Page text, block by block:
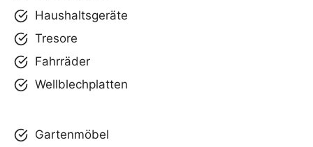
Haushaltsgeräte
Tresore
Fahrräder
Wellblechplatten
Gartenmöbel